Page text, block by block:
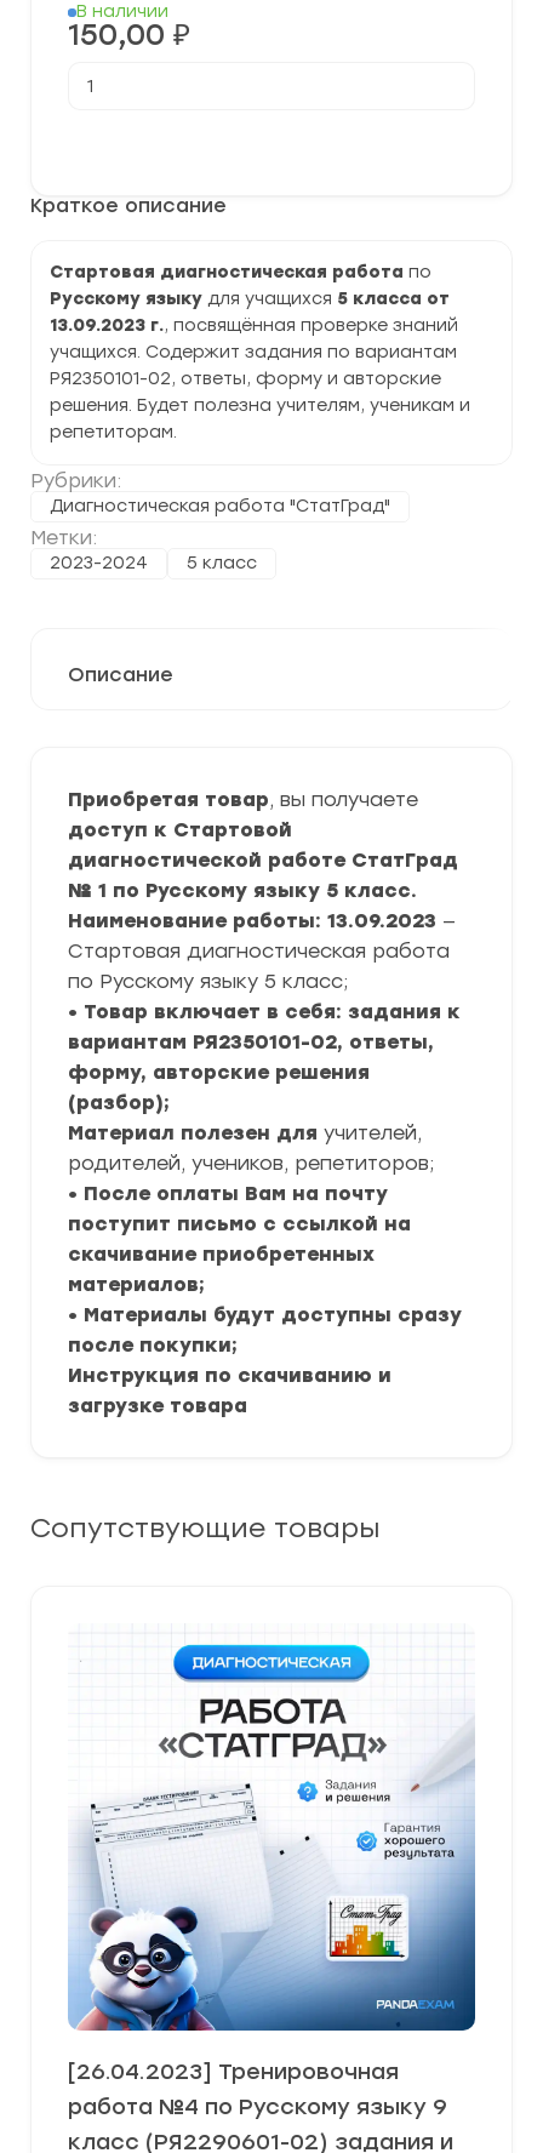
Краткое описание
Стартовая диагностическая работа по
Русскому языку для учащихся 5 класса от
13.09.2023 г., посвящённая проверке знаний
учащихся. Содержит задания по вариантам
РЯ2350101-02, ответы, форму и авторские
решения. Будет полезна учителям, ученикам и
репетиторам.
Рубрики:
Диагностическая работа "СтатГрад"
Метки:
2023-2024 5 класс
В наличии
150,00 ₽
товара
Русскому
класс
(РЯ2350101-
02)
задания
ответы
Описание
Приобретая товар, вы получаете
доступ к Стартовой
диагностической работе СтатГрад
№ 1 по Русскому языку 5 класс.
Наименование работы: 13.09.2023 —
Стартовая диагностическая работа
по Русскому языку 5 класс;
• Товар включает в себя: задания к
вариантам РЯ2350101-02, ответы,
форму, авторские решения
(разбор);
Материал полезен для учителей,
родителей, учеников, репетиторов;
• После оплаты Вам на почту
поступит письмо с ссылкой на
скачивание приобретенных
материалов;
• Материалы будут доступны сразу
после покупки;
Инструкция по скачиванию и
загрузке товара
Сопутствующие товары
[26.04.2023] Тренировочная
работа №4 по Русскому языку 9
класс (РЯ2290601-02) задания и